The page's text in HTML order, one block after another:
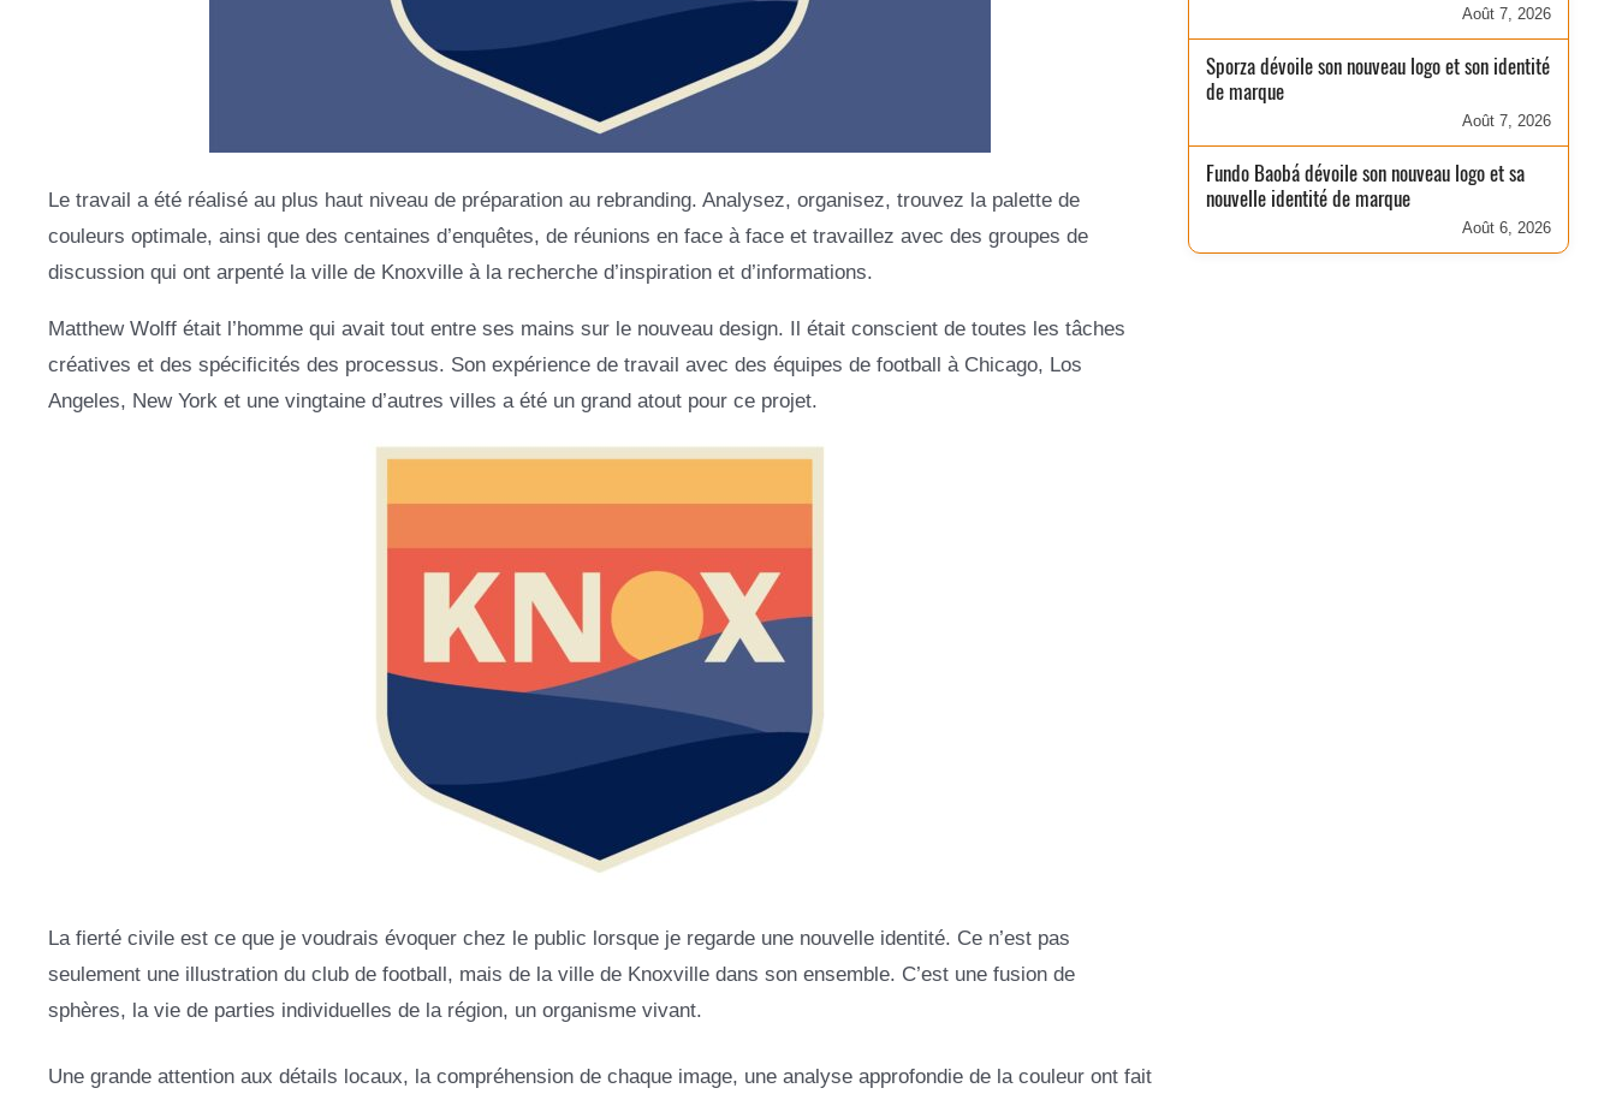
Le travail a été réalisé au plus haut niveau de préparation au rebranding. Analysez, organisez, trouvez la palette de
couleurs optimale, ainsi que des centaines d’enquêtes, de réunions en face à face et travaillez avec des groupes de
discussion qui ont arpenté la ville de Knoxville à la recherche d’inspiration et d’informations.
Matthew Wolff était l’homme qui avait tout entre ses mains sur le nouveau design. Il était conscient de toutes les tâches
créatives et des spécificités des processus. Son expérience de travail avec des équipes de football à Chicago, Los
Angeles, New York et une vingtaine d’autres villes a été un grand atout pour ce projet.
La fierté civile est ce que je voudrais évoquer chez le public lorsque je regarde une nouvelle identité. Ce n’est pas
seulement une illustration du club de football, mais de la ville de Knoxville dans son ensemble. C’est une fusion de
sphères, la vie de parties individuelles de la région, un organisme vivant.
Une grande attention aux détails locaux, la compréhension de chaque image, une analyse approfondie de la couleur ont fait
Août 7, 2026
Sporza dévoile son nouveau logo et son identité
de marque
Août 7, 2026
Fundo Baobá dévoile son nouveau logo et sa
nouvelle identité de marque
Août 6, 2026